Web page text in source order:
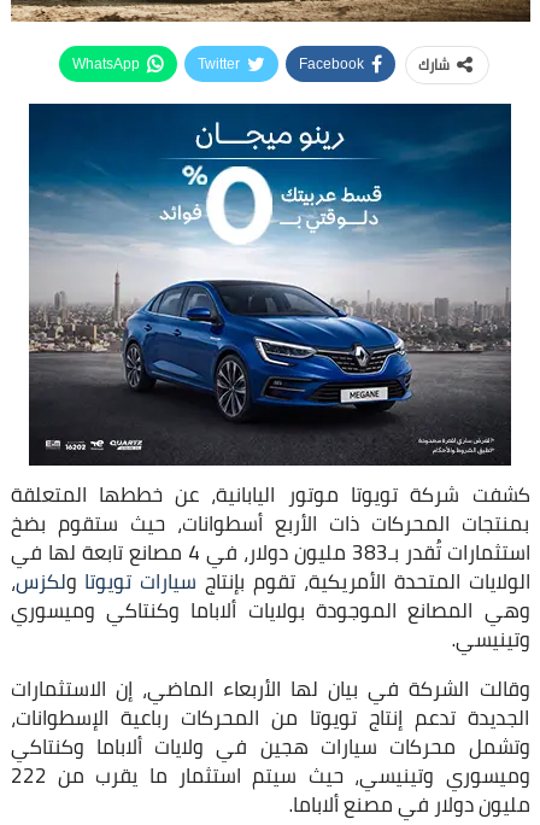
شارك Facebook
Twitter
WhatsApp
كشفت شركة تويوتا موتور اليابانية، عن خططها المتعلقة
بمنتجات المحركات ذات الأربع أسطوانات، حيث ستقوم بضخ
استثمارات تُقدر بـ383 مليون دولار، في 4 مصانع تابعة لها في
الولايات المتحدة الأمريكية، تقوم بإنتاج سيارات تويوتا ولكزس،
وهي المصانع الموجودة بولايات ألاباما وكنتاكي وميسوري
وتينيسي.
وقالت الشركة في بيان لها الأربعاء الماضي، إن الاستثمارات
الجديدة تدعم إنتاج تويوتا من المحركات رباعية الإسطوانات،
وتشمل محركات سيارات هجين في ولايات ألاباما وكنتاكي
وميسوري وتينيسي، حيث سيتم استثمار ما يقرب من 222
مليون دولار في مصنع ألاباما.